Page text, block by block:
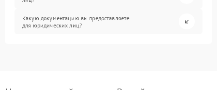
Какую документацию вы предоставляете
для юридических лиц?